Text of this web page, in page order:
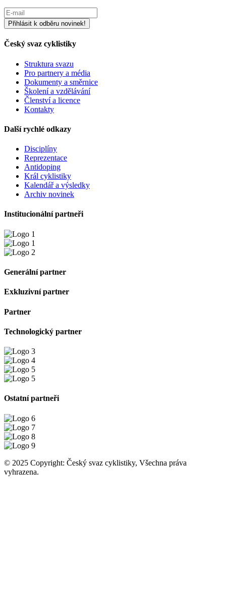
Český svaz cyklistiky
Struktura svazu
Pro partnery a média
Dokumenty a směrnice
Školení a vzdělávání
Členství a licence
Kontakty
Další rychlé odkazy
Disciplíny
Reprezentace
Antidoping
Král cyklistiky
Kalendář a výsledky
Archiv novinek
Institucionální partneři
Generální partner
Exkluzivní partner
Partner
Technologický partner
Ostatní partneři
© 2025 Copyright: Český svaz cyklistiky, Všechna práva
vyhrazena.